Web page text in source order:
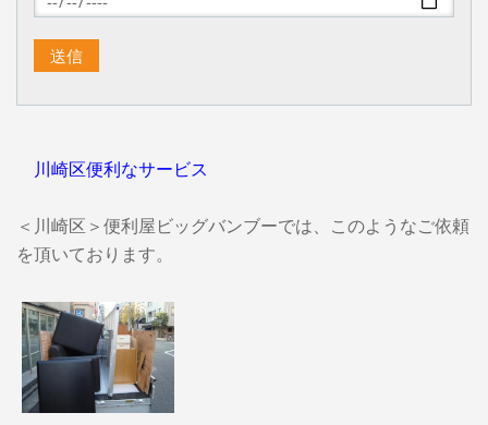
川崎区便利なサービス
＜川崎区＞便利屋ビッグバンブーでは、このようなご依頼
を頂いております。